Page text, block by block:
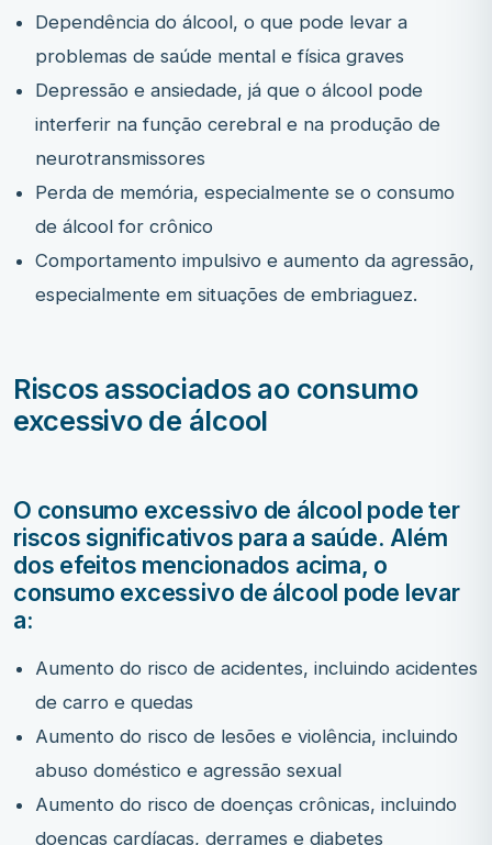
Dependência do álcool, o que pode levar a
problemas de saúde mental e física graves
Depressão e ansiedade, já que o álcool pode
interferir na função cerebral e na produção de
neurotransmissores
Perda de memória, especialmente se o consumo
de álcool for crônico
Comportamento impulsivo e aumento da agressão,
especialmente em situações de embriaguez.
Riscos associados ao consumo
excessivo de álcool
O consumo excessivo de álcool pode ter
riscos significativos para a saúde. Além
dos efeitos mencionados acima, o
consumo excessivo de álcool pode levar
a:
Aumento do risco de acidentes, incluindo acidentes
de carro e quedas
Aumento do risco de lesões e violência, incluindo
abuso doméstico e agressão sexual
Aumento do risco de doenças crônicas, incluindo
doenças cardíacas, derrames e diabetes